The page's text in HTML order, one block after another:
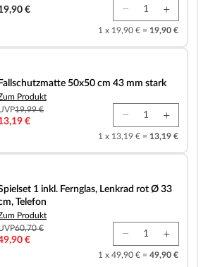
€
1 x 19,90 € = 19,90 €
cm 43 mm stark
Fallschutzmatte 50x50 cm 43 mm stark
Produkt
19,99 €
€
1 x 13,19 € = 13,19 €
Lenkrad rot Ø 33 cm, Telefon
1 inkl. Fernglas, Lenkrad rot Ø 33
Telefon
Produkt
60,70 €
€
1 x 49,90 € = 49,90 €